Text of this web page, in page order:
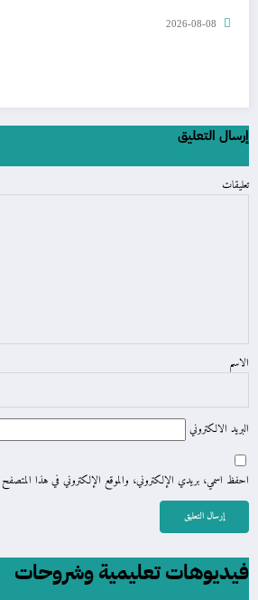
2026-08-08
إرسال التعليق
تعليقات
الاسم
البريد الالكتروني
احفظ اسمي، بريدي الإلكتروني، والموقع الإلكتروني في هذا المتصفح
فيديوهات تعليمية وشروحات